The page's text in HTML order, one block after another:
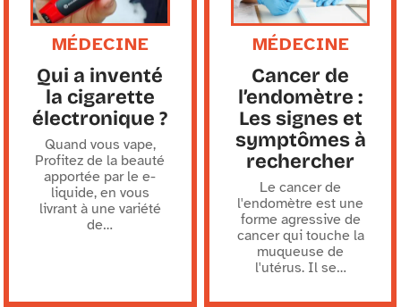
MÉDECINE
Qui a inventé
la cigarette
électronique ?
Quand vous vape,
Profitez de la beauté
apportée par le e-
liquide, en vous
livrant à une variété
de…
MÉDECINE
Cancer de
l’endomètre :
Les signes et
symptômes à
rechercher
Le cancer de
l'endomètre est une
forme agressive de
cancer qui touche la
muqueuse de
l'utérus. Il se…